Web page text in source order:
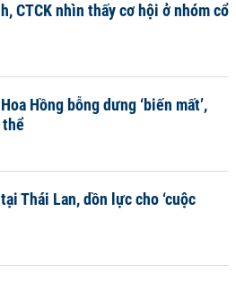
CTCK nhìn thấy cơ hội ở nhóm cổ
Hồng bỗng dưng ‘biến mất’,
thể
Thái Lan, dồn lực cho ‘cuộc